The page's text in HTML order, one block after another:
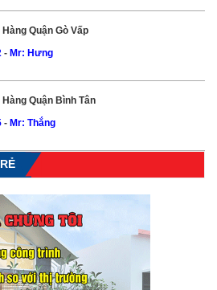
Quận Gò Vấp
- Mr: Hưng
Quận Bình Tân
- Mr: Thắng